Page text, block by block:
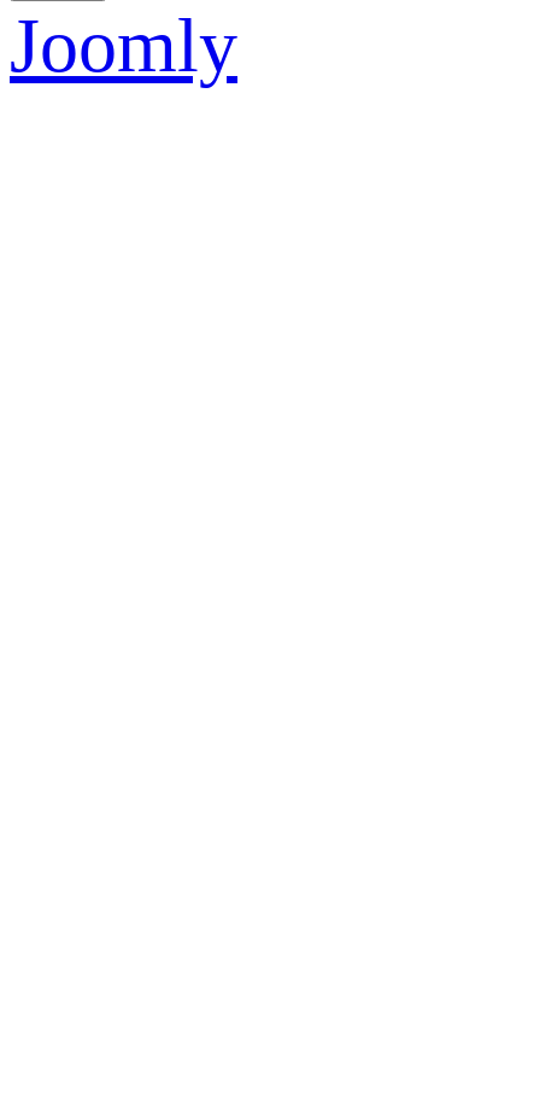
Joomly